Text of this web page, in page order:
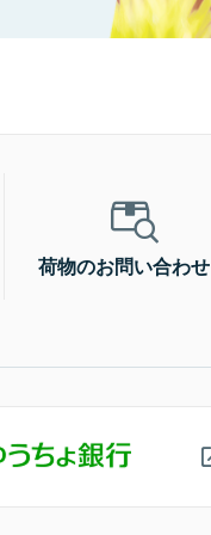
荷物のお問い合わせ